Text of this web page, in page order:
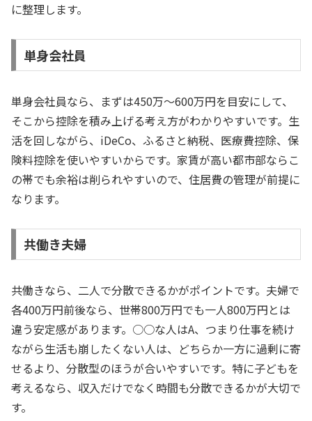
に整理します。
単身会社員
単身会社員なら、まずは450万〜600万円を目安にして、
そこから控除を積み上げる考え方がわかりやすいです。生
活を回しながら、iDeCo、ふるさと納税、医療費控除、保
険料控除を使いやすいからです。家賃が高い都市部ならこ
の帯でも余裕は削られやすいので、住居費の管理が前提に
なります。
共働き夫婦
共働きなら、二人で分散できるかがポイントです。夫婦で
各400万円前後なら、世帯800万円でも一人800万円とは
違う安定感があります。○○な人はA、つまり仕事を続け
ながら生活も崩したくない人は、どちらか一方に過剰に寄
せるより、分散型のほうが合いやすいです。特に子どもを
考えるなら、収入だけでなく時間も分散できるかが大切で
す。